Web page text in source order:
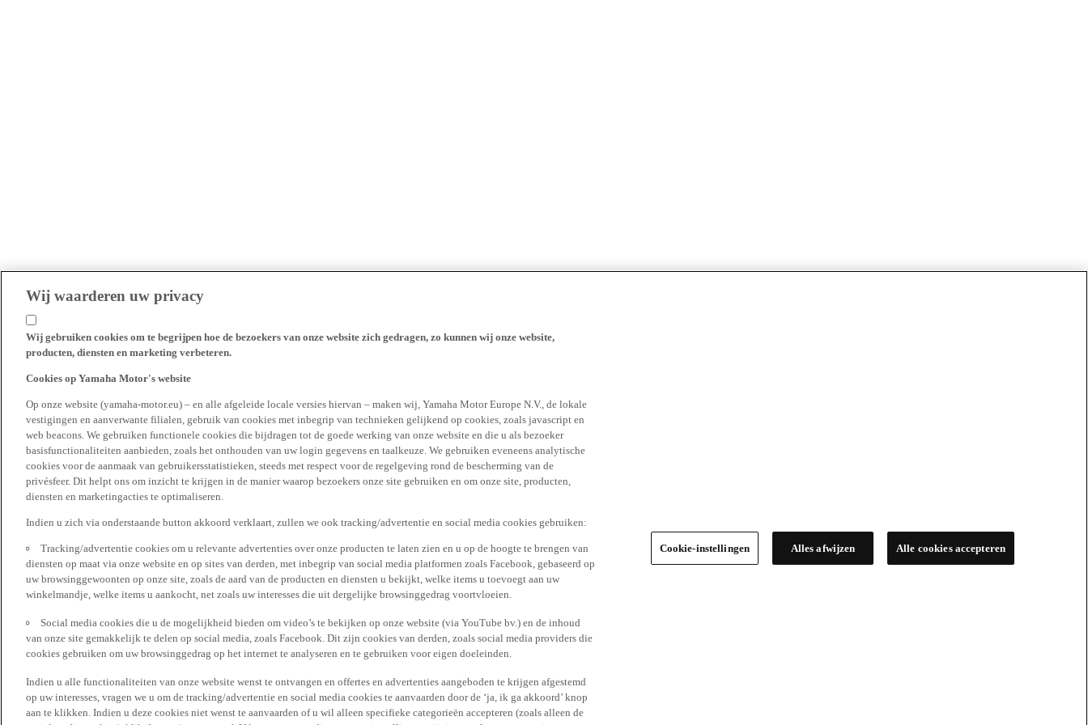
Wij waarderen uw privacy
Wij gebruiken cookies om te begrijpen hoe de bezoekers van onze website zich gedragen, zo kunnen wij onze website,
producten, diensten en marketing verbeteren.
Cookies op Yamaha Motor's website
Op onze website (yamaha-motor.eu) – en alle afgeleide locale versies hiervan – maken wij, Yamaha Motor Europe N.V., de lokale
vestigingen en aanverwante filialen, gebruik van cookies met inbegrip van technieken gelijkend op cookies, zoals javascript en
web beacons. We gebruiken functionele cookies die bijdragen tot de goede werking van onze website en die u als bezoeker
basisfunctionaliteiten aanbieden, zoals het onthouden van uw login gegevens en taalkeuze. We gebruiken eveneens analytische
cookies voor de aanmaak van gebruikersstatistieken, steeds met respect voor de regelgeving rond de bescherming van de
privésfeer. Dit helpt ons om inzicht te krijgen in de manier waarop bezoekers onze site gebruiken en om onze site, producten,
diensten en marketingacties te optimaliseren.
Indien u zich via onderstaande button akkoord verklaart, zullen we ook tracking/advertentie en social media cookies gebruiken:
Tracking/advertentie cookies om u relevante advertenties over onze producten te laten zien en u op de hoogte te brengen van
diensten op maat via onze website en op sites van derden, met inbegrip van social media platformen zoals Facebook, gebaseerd op
uw browsinggewoonten op onze site, zoals de aard van de producten en diensten u bekijkt, welke items u toevoegt aan uw
winkelmandje, welke items u aankocht, net zoals uw interesses die uit dergelijke browsinggedrag voortvloeien.
Social media cookies die u de mogelijkheid bieden om video’s te bekijken op onze website (via YouTube bv.) en de inhoud
van onze site gemakkelijk te delen op social media, zoals Facebook. Dit zijn cookies van derden, zoals social media providers die
cookies gebruiken om uw browsinggedrag op het internet te analyseren en te gebruiken voor eigen doeleinden.
Indien u alle functionaliteiten van onze website wenst te ontvangen en offertes en advertenties aangeboden te krijgen afgestemd
op uw interesses, vragen we u om de tracking/advertentie en social media cookies te aanvaarden door de ‘ja, ik ga akkoord’ knop
aan te klikken. Indien u deze cookies niet wenst te aanvaarden of u wil alleen specifieke categorieën accepteren (zoals alleen de
Cookie-instellingen Alles afwijzen Alle cookies accepteren